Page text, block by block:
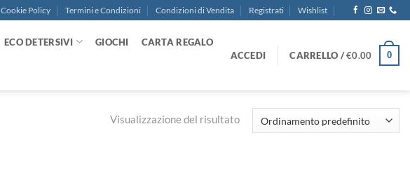
Cookie Policy Termini e Condizioni Condizioni di Vendita Registrati Wishlist
ECO DETERSIVI GIOCHI CARTA REGALO
ACCEDI CARRELLO /€0.00 0
Visualizzazione del risultato